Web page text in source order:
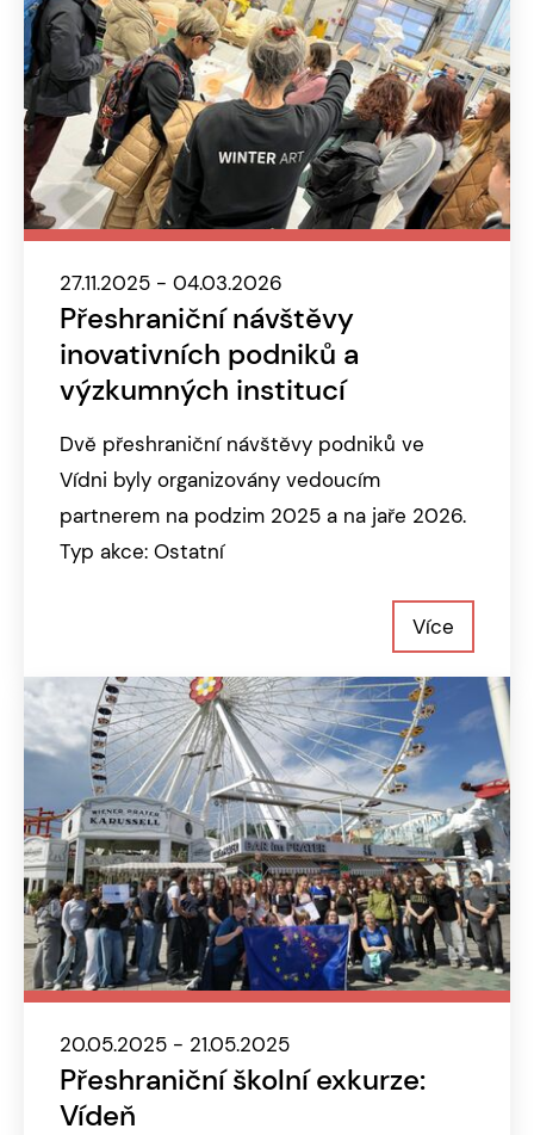
27.11.2025 - 04.03.2026
Přeshraniční návštěvy
inovativních podniků a
výzkumných institucí
Dvě přeshraniční návštěvy podniků ve
Vídni byly organizovány vedoucím
partnerem na podzim 2025 a na jaře 2026.
Typ akce: Ostatní
Více
20.05.2025 - 21.05.2025
Přeshraniční školní exkurze:
Vídeň